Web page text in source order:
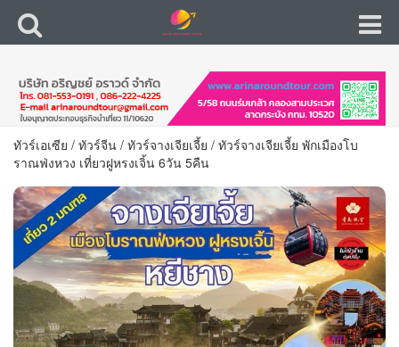
ทัวร์เอเซีย / ทัวร์จีน / ทัวร์จางเจียเจี้ย / ทัวร์จางเจียเจี้ย พักเมืองโบ
ราณฟ่งหวง เที่ยวฝูหรงเจิ้น 6วัน 5คืน